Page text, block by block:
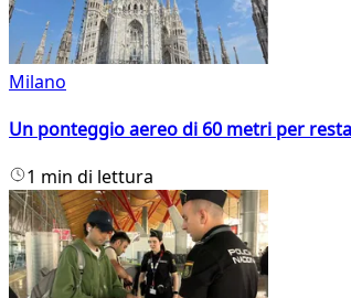
Milano
Un ponteggio aereo di 60 metri per
1 min di lettura